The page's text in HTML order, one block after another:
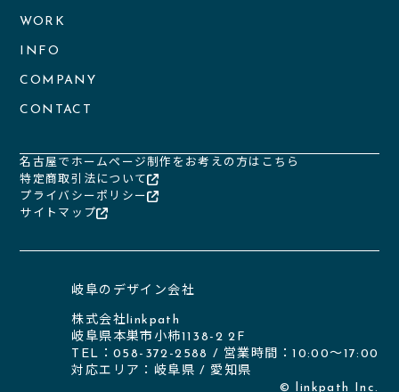
WORK
INFO
COMPANY
CONTACT
名古屋でホームページ制作をお考えの方はこちら
特定商取引法について
プライバシーポリシー
サイトマップ
岐阜のデザイン会社
株式会社linkpath
岐阜県本巣市小柿1138-2 2F
TEL：058-372-2588 / 営業時間：10:00〜17:00
対応エリア： 岐阜県 / 愛知県
© linkpath Inc.